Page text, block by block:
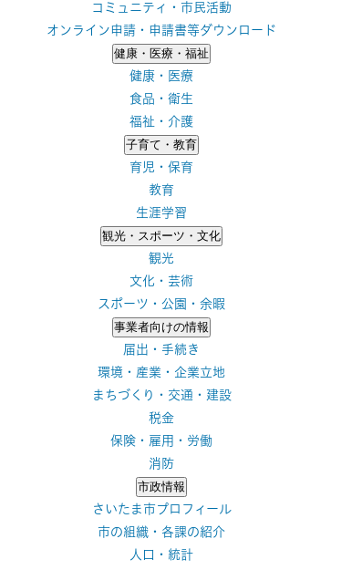
コミュニティ・市民活動
オンライン申請・申請書等ダウンロード
健康・医療・福祉
健康・医療
食品・衛生
福祉・介護
子育て・教育
育児・保育
教育
生涯学習
観光・スポーツ・文化
観光
文化・芸術
スポーツ・公園・余暇
事業者向けの情報
届出・手続き
環境・産業・企業立地
まちづくり・交通・建設
税金
保険・雇用・労働
消防
市政情報
さいたま市プロフィール
市の組織・各課の紹介
人口・統計